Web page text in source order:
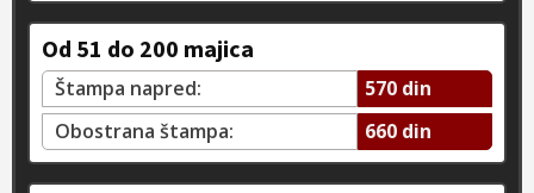
Od 51 do 200 majica
Štampa napred:
570 din
Obostrana štampa:
660 din